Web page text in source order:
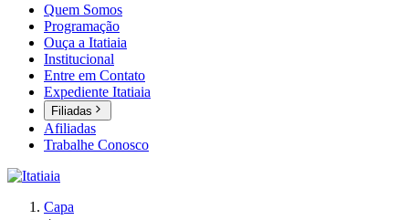
Quem Somos
Programação
Ouça a Itatiaia
Institucional
Entre em Contato
Expediente Itatiaia
Filiadas
Afiliadas
Trabalhe Conosco
Capa